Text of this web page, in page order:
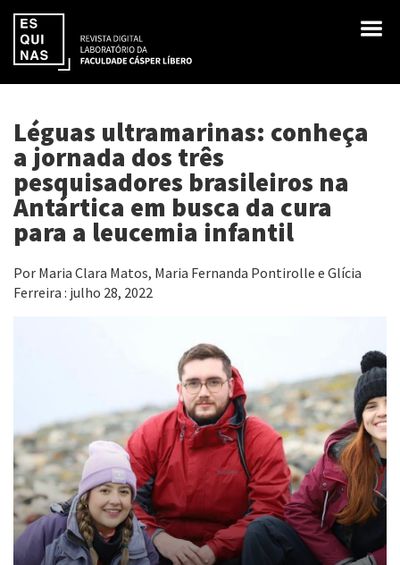
Léguas ultramarinas: conheça
a jornada dos três
pesquisadores brasileiros na
Antártica em busca da cura
para a leucemia infantil
Por Maria Clara Matos, Maria Fernanda Pontirolle e Glícia
Ferreira : julho 28, 2022